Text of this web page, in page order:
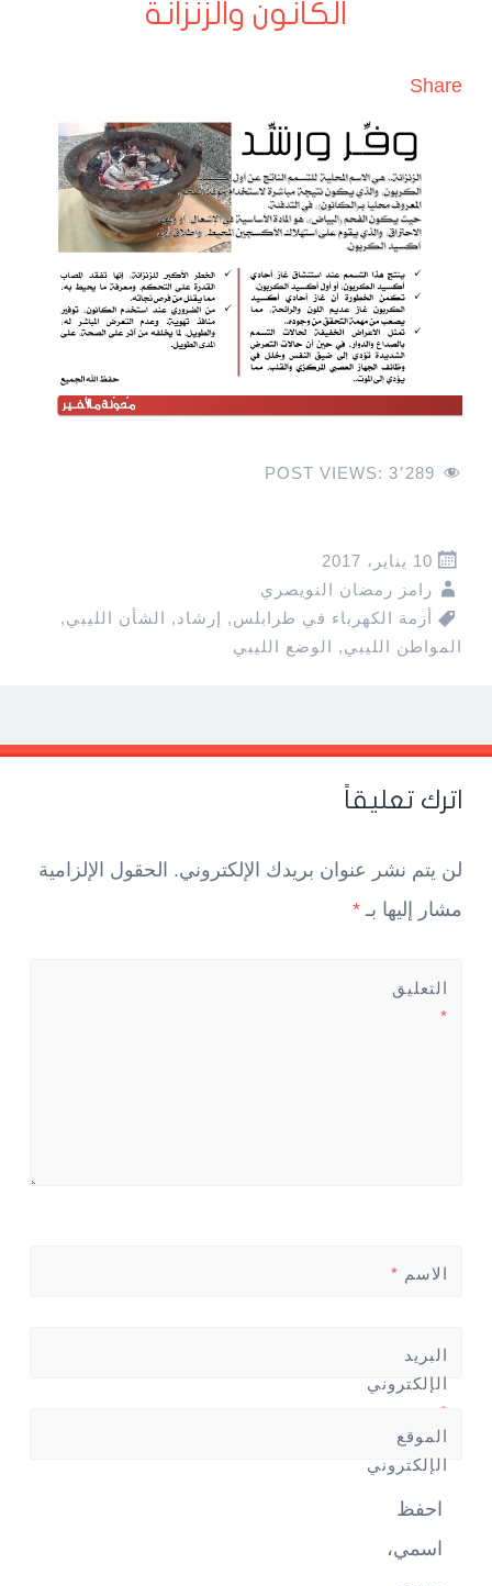
الكانون والزنزانة
Share
POST VIEWS: 3٬289
10 يناير، 2017
رامز رمضان النويصري
أزمة الكهرباء في طرابلس, إرشاد , الشأن الليبي,
المواطن الليبي, الوضع الليبي
Post
navigation
←
→
اترك تعليقاً
لن يتم نشر عنوان بريدك الإلكتروني. الحقول الإلزامية
مشار إليها بـ *
التعليق
*
الاسم *
البريد
الإلكتروني
*
الموقع
الإلكتروني
احفظ
اسمي،